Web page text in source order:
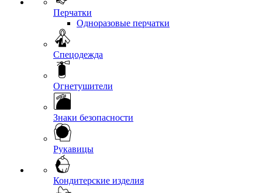
Перчатки
Одноразовые перчатки
Спецодежда
Огнетушители
Знаки безопасности
Рукавицы
Кондитерские изделия